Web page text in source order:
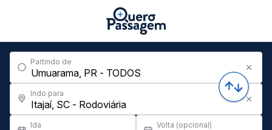
Partindo de
Indo para
Ida Volta (opcional)